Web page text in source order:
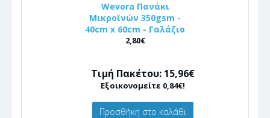
Wevora Πανάκι
Μικροϊνών 350gsm -
40cm x 60cm - Γαλάζιο
2,80€
Τιμή Πακέτου: 15,96€
Εξοικονομείτε 0,84€!
Προσθήκη στο καλάθι